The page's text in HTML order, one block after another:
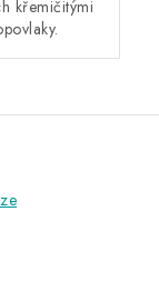
křemičitými